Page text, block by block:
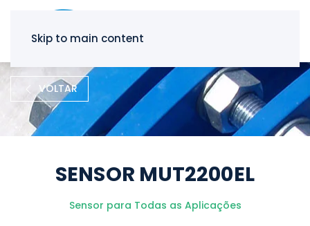
Skip to main content
VOLTAR
SENSOR MUT2200EL
Sensor para Todas as Aplicações